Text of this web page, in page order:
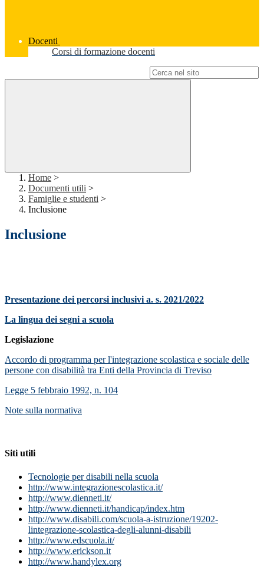
Docenti
Corsi di formazione docenti
Home >
Documenti utili >
Famiglie e studenti >
Inclusione
Inclusione
Presentazione dei percorsi inclusivi a. s. 2021/2022
La lingua dei segni a scuola
Legislazione
Accordo di programma per l'integrazione scolastica e sociale delle
persone con disabilità tra Enti della Provincia di Treviso
Legge 5 febbraio 1992, n. 104
Note sulla normativa
Siti utili
Tecnologie per disabili nella scuola
http://www.integrazionescolastica.it/
http://www.dienneti.it/
http://www.dienneti.it/handicap/index.htm
http://www.disabili.com/scuola-a-istruzione/19202-
lintegrazione-scolastica-degli-alunni-disabili
http://www.edscuola.it/
http://www.erickson.it
http://www.handylex.org